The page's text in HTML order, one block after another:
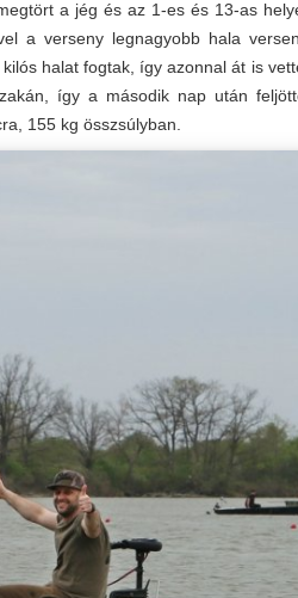
a jég és az 1-es és 13-as
a verseny legnagyobb hala
halat fogtak, így azonnal át is
így a második nap után
155 kg összsúlyban.